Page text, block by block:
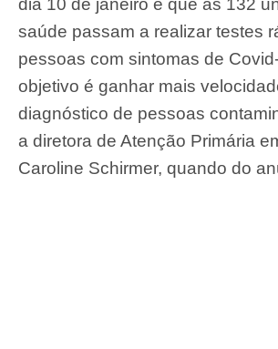
dia 10 de janeiro é que as 132
saúde passam a realizar testes
pessoas com sintomas de
objetivo é ganhar mais
diagnóstico de pessoas
a diretora de Atenção Primária
Caroline Schirmer, quando do